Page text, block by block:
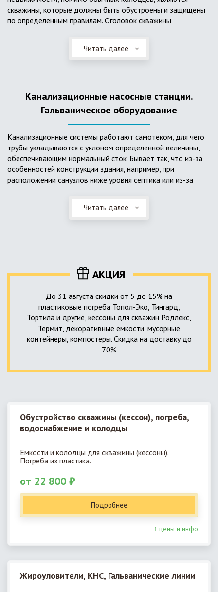
скважины, которые должны быть обустроены и защищены
по определенным правилам. Оголовок скважины
и автоматикой. Все это оборудование способно
подвергаться загрязнению атмосферными и
его работу в нормальном режиме. Лучшим способом
защиты оборудования является устройство герметичной
камеры или кессона, который не только защищает оголовок
скважины от негативных воздействий, но и обеспечивает
удобные условия для обслуживания в любой период года.
Кессон может быть выполнен из обычных железобетонных
колец, но только при отсутствии высокого уровня
подземных вод, так как в этом случае затруднительно
обеспечить требуемую герметичность. Если имеется
достаточную герметичность, недорогие, легко
Читать далее
Канализационные насосные станции.
Гальваническое оборудование
Канализационные системы работают самотеком, для чего
трубы укладываются с уклоном определенной величины,
обеспечивающим нормальный сток. Бывает так, что из-за
особенностей конструкции здания, например, при
расположении санузлов ниже уровня септика или из-за
Единственное решение в таком случае – это
использование КНС – канализационной насосной станции.
до выгребной ямы, септика или станции ГБО.
Читать далее
АКЦИЯ
До 31 августа скидки от 5 до 15% на
пластиковые погреба Топол-Эко, Тингард,
Тортила и другие, кессоны для скважин Родлекс,
Термит, декоративные емкости, мусорные
контейнеры, компостеры. Скидка на доставку до
70%
Обустройство скважины (кессон), погреба,
водоснабжение и колодцы
Емкости и колодцы для скважины (кессоны).
Погреба из пластика.
от 22 800 ₽
Подробнее
↑ цены и инфо
Жироуловители, КНС, Гальванические линии